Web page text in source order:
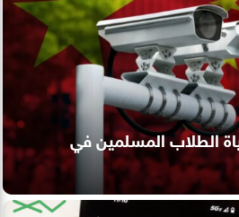
الطلاب المسلمين في